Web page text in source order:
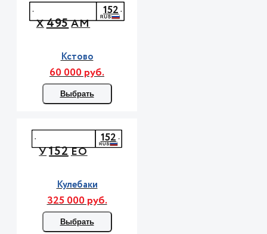
Х495АМ
152
Кстово
60 000 руб.
Выбрать
У152ЕО
152
Кулебаки
325 000 руб.
Выбрать